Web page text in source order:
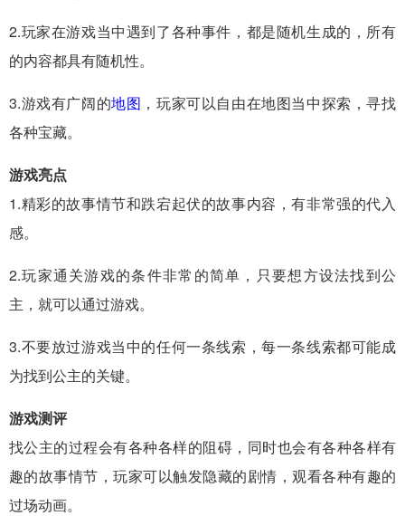
2.玩家在游戏当中遇到了各种事件，都是随机生成的，所有
的内容都具有随机性。
3.游戏有广阔的地图 ，玩家可以自由在地图当中探索，寻找
各种宝藏。
游戏亮点
1.精彩的故事情节和跌宕起伏的故事内容，有非常强的代入
感。
2.玩家通关游戏的条件非常的简单，只要想方设法找到公
主，就可以通过游戏。
3.不要放过游戏当中的任何一条线索，每一条线索都可能成
为找到公主的关键。
游戏测评
找公主的过程会有各种各样的阻碍，同时也会有各种各样有
趣的故事情节，玩家可以触发隐藏的剧情，观看各种有趣的
过场动画。